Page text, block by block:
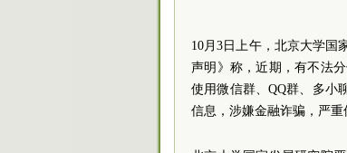
10月3日上午，北京大学国
声明》称，近期，有不法
使用微信群、QQ群、多小
信息，涉嫌金融诈骗，严重